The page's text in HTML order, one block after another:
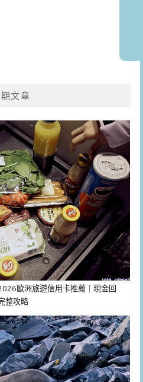
文章
歐洲旅遊信用卡推薦｜現金回
整攻略